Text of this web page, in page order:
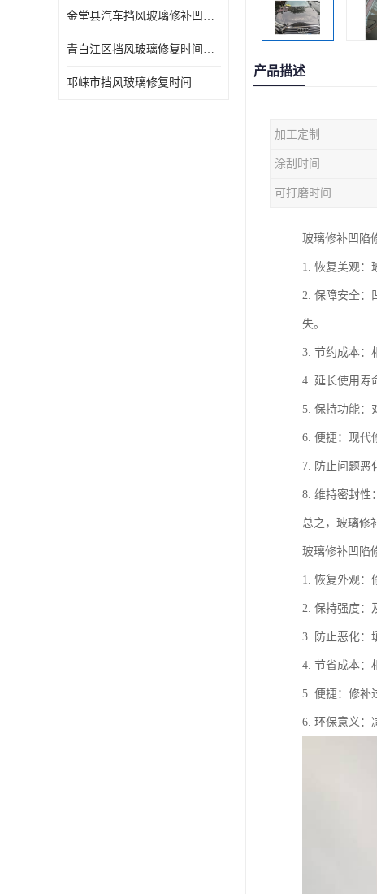
金堂县汽车挡风玻璃修补凹陷修复公司
青白江区挡风玻璃修复时间公司
邛崃市挡风玻璃修复时间
产品描述
加工定制
涂刮时间
可打磨时间
玻璃修补凹陷
1. 恢复美观：
2. 保障安全：
失。
3. 节约成本：
4. 延长使用寿
5. 保持功能：
6. 便捷：现代
7. 防止问题恶
8. 维持密封性
总之，玻璃修
玻璃修补凹陷
1. 恢复外观：
2. 保持强度：
3. 防止恶化：
4. 节省成本：
5. 便捷：修补
6. 环保意义：